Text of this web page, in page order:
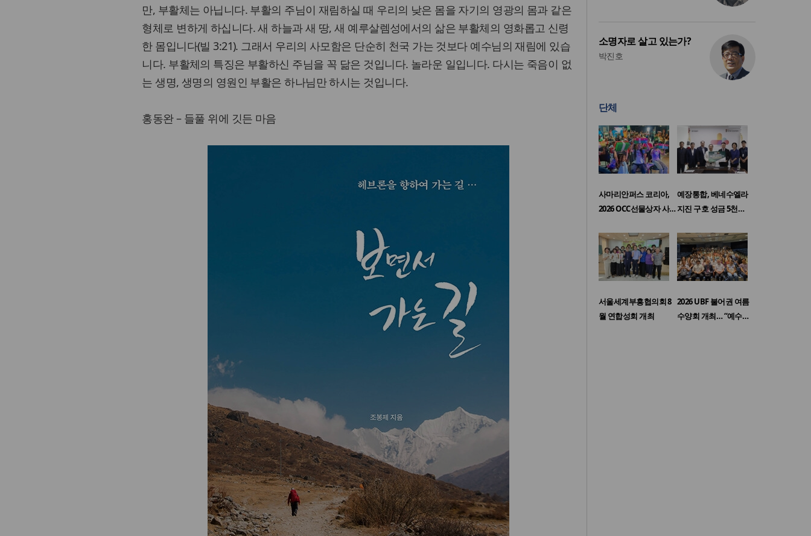
만, 부활체는 아닙니다. 부활의 주님이 재림하실 때 우리의 낮은 몸을 자기의 영광의 몸과 같은
형체로 변하게 하십니다. 새 하늘과 새 땅, 새 예루살렘성에서의 삶은 부활체의 영화롭고 신령
한 몸입니다(빌 3:21). 그래서 우리의 사모함은 단순히 천국 가는 것보다 예수님의 재림에 있습
니다. 부활체의 특징은 부활하신 주님을 꼭 닮은 것입니다. 놀라운 일입니다. 다시는 죽음이 없
는 생명, 생명의 영원인 부활은 하나님만 하시는 것입니다.
홍동완 – 들풀 위에 깃든 마음
소명자로 살고 있는가?
박진호
단체
사마리안퍼스 코리아,
2026 OCC선물상자 사…
예장통합, 베네수엘라
지진 구호 성금 5천…
서울세계부흥협의회 8
월 연합성회 개최
2026 UBF 불어권 여름
수양회 개최… “예수…